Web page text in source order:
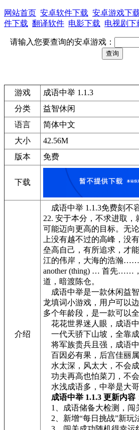
网站首页 安卓软件下载 安卓游戏下
件下载 翻译软件 电影下载 电视剧下
请输入您要查询的安卓游戏：
游戏
成语中举 1.1.3
分类
益智休闲
语言
简体中文
大小
42.56M
版本
免费
下载
介绍
成语中举 1.1.3免费刻不
22. 安于本分，不求进取
可能迈向更高的目标。无
上没有越不过的高峰，没
垒高自己，有所追求，才
江的伟岸，大海的浩瀚
another (thing) … 首先……
道，暗渡陈仓。
成语中举是一款休闲益
龙填词小游戏，用户可以
多个年龄段，是一款可以
花花世界迷人眼，成语
一代天骄下山坡，全靠
将军族贵兵且强，成语
百因必有果，后宫佳丽
水太深，风太大，不会
功夫再高也怕菜刀，不
水浅成语多，中举是大哥
成语中举 1.1.3 更新内容
1、成语储备大检测，闯
2、新增“每日挑战”新玩